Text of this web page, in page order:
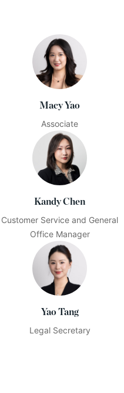
Macy Yao
Associate
Kandy Chen
Customer Service and General
Office Manager
Yao Tang
Legal Secretary